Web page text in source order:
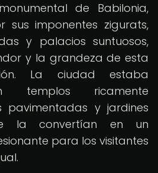
de Babilonia,
sus imponentes zigurats,
y palacios suntuosos,
y la grandeza de esta
La ciudad estaba
templos ricamente
pavimentadas y jardines
la convertían en un
para los visitantes